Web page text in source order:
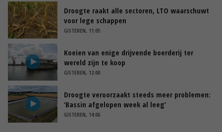
Droogte raakt alle sectoren, LTO waarschuwt
voor lege schappen
GISTEREN, 11:05
Koeien van enige drijvende boerderij ter
wereld zijn te koop
GISTEREN, 12:00
Droogte veroorzaakt steeds meer problemen:
‘Bassin afgelopen week al leeg’
GISTEREN, 14:06